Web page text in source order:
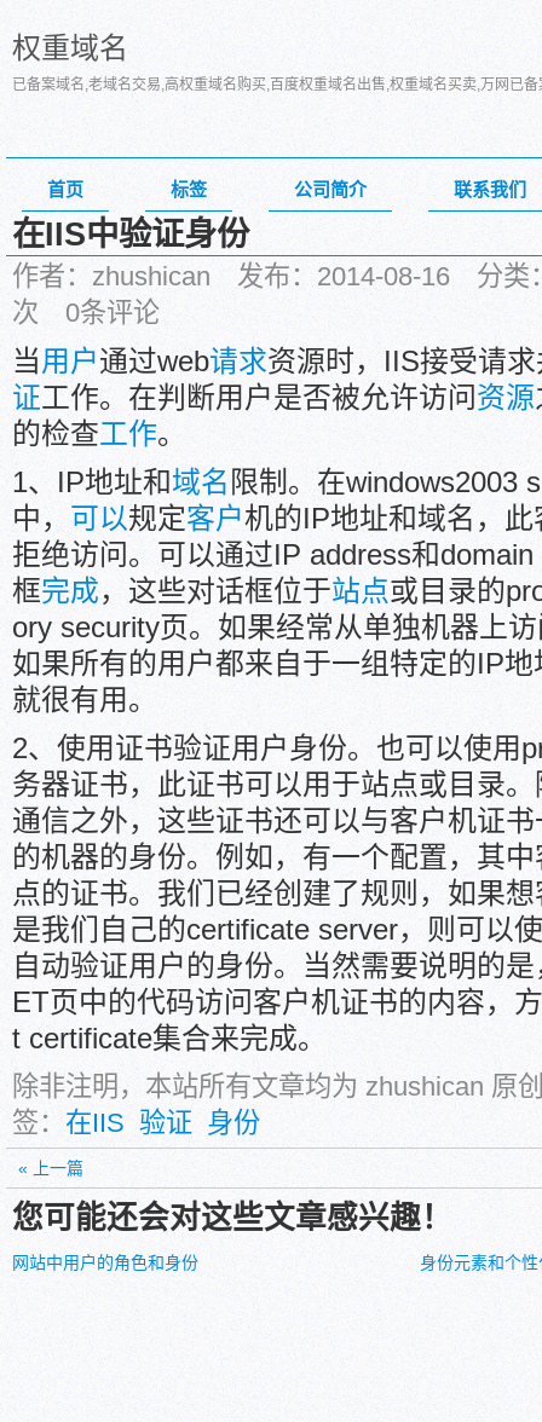
权重域名
已备案域名,老域名交易,高权重域名购买,百度权重域名出售,权重域名买卖,万网已
首页 标签 公司简介 联系我们
在IIS中验证身份
作者：zhushican 发布：2014-08-16 分
次 0条评论
当用户通过web请求资源时，IIS接受请
证工作。在判断用户是否被允许访问资源
的检查工作。
1、IP地址和域名 限制。在windows2003
中， 可以规定客户机的IP地址和域名，
拒绝访问。可以通过IP address和
框完成，这些对话框位于站点或目录的
ory security页。如果经常从单独机器上
如果所有的用户都来自于一组特定的IP
就很有用。
2、使用证书验证用户身份。也可以使用
务器证书，此证书可以用于站点或目录
通信之外，这些证书还可以与客户机证
的机器的身份。例如，有一个配置，其
点的证书。我们已经创建了规则，如果
是我们自己的certificate server，则可以
自动验证用户的身份。当然需要说明的
ET页中的代码访问客户机证书的内容，
t certificate集合来完成。
除非注明，本站所有文章均为 zhushican 原
签： 在IIS 验证 身份
« 上一篇
您可能还会对这些文章感兴趣！
网站中用户的角色和身份 身份元素和个性